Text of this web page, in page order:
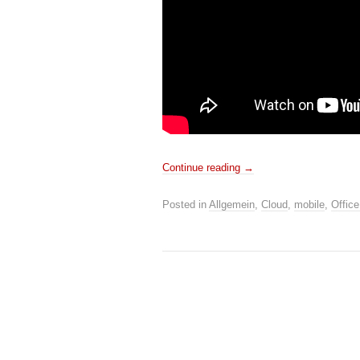
Continue reading →
Posted in Allgemein, Cloud, mobile,